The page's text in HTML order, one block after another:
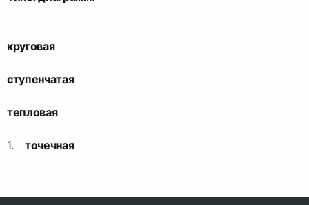
круговая
ступенчатая
тепловая
точечная